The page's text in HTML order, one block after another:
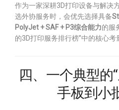
作为一家深耕3D打印设备与解决
选外协服务时，会优先选择具备
PolyJet + SAF + P3综合能力的服
的3D打印服务排行榜”中的核心考
四、一个典型的
手板到小